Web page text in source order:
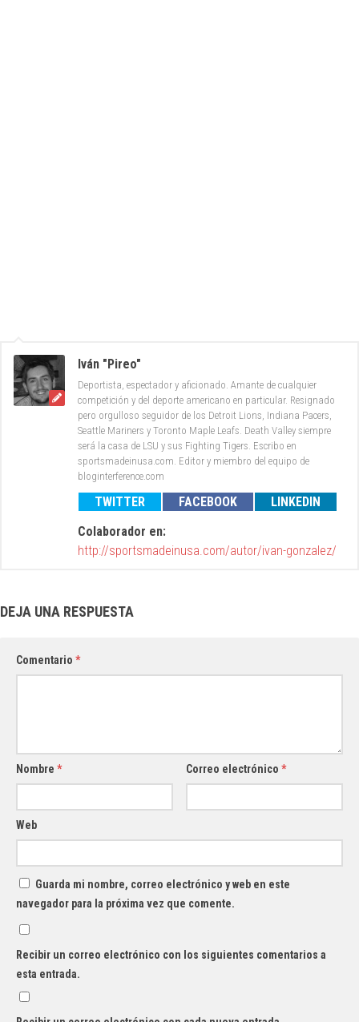
Iván "Pireo"
Deportista, espectador y aficionado. Amante de cualquier
competición y del deporte americano en particular. Resignado
pero orgulloso seguidor de los Detroit Lions, Indiana Pacers,
Seattle Mariners y Toronto Maple Leafs. Death Valley siempre
será la casa de LSU y sus Fighting Tigers. Escribo en
sportsmadeinusa.com. Editor y miembro del equipo de
bloginterference.com
TWITTER FACEBOOK
LINKEDIN
Colaborador en:
http://sportsmadeinusa.com/autor/ivan-gonzalez/
DEJA UNA RESPUESTA
Comentario *
Nombre * Correo electrónico*
Web
Guarda mi nombre, correo electrónico y web en este
navegador para la próxima vez que comente.
Recibir un correo electrónico con los siguientes comentarios a
esta entrada.